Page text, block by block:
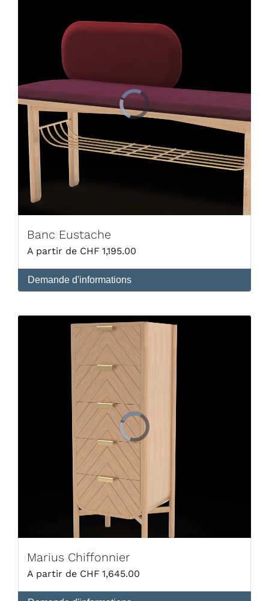
Banc Eustache
CHF 1,195.00
Demande d'informations
Marius Chiffonnier
CHF 1,645.00